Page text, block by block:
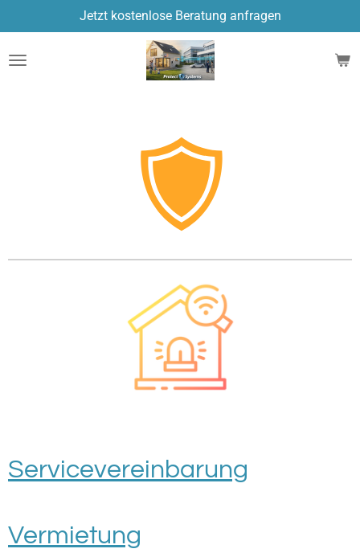
Hauptinhalt
springen
Jetzt kostenlose Beratung anfragen
Servicevereinbarung
Vermietung